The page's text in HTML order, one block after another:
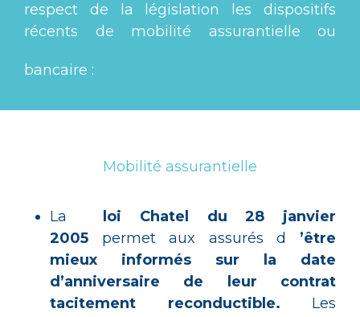
respect de la législation les dispositifs
récents de mobilité assurantielle ou
bancaire :
Mobilité assurantielle
La
loi Chatel du 28 janvier
2005 permet aux assurés d ’être
mieux informés sur la date
d’anniversaire de leur contrat
tacitement reconductible. Les